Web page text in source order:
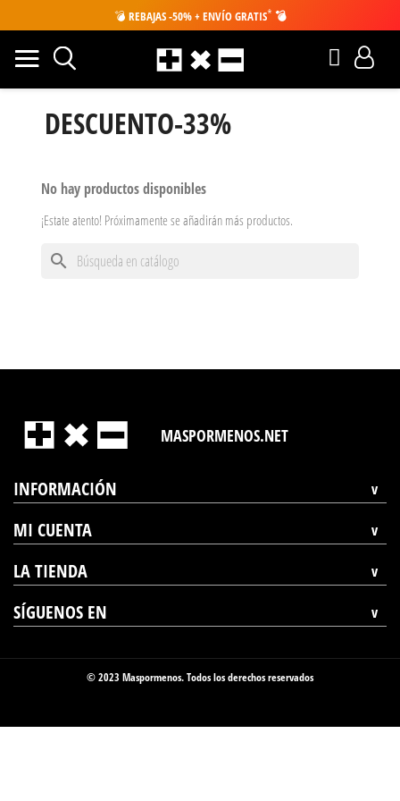
💣 REBAJAS -50% + ENVÍO GRATIS* 💣
DESCUENTO-33%
No hay productos disponibles
¡Estate atento! Próximamente se añadirán más productos.
search
MASPORMENOS.NET
INFORMACIÓN
MI CUENTA
LA TIENDA
SÍGUENOS EN
© 2023 Maspormenos. Todos los derechos reservados